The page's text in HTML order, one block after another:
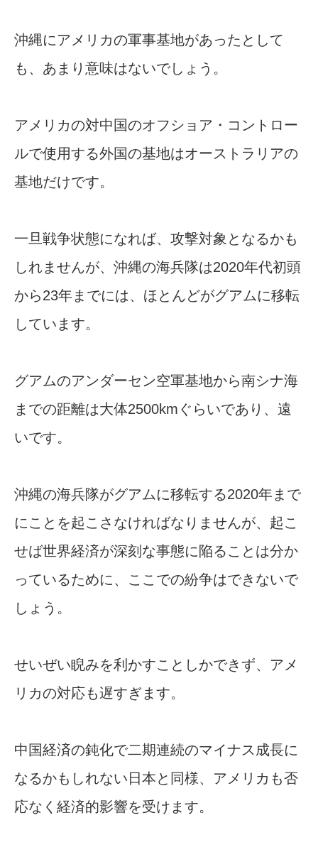
沖縄にアメリカの軍事基地があったとして
も、あまり意味はないでしょう。
アメリカの対中国のオフショア・コントロー
ルで使用する外国の基地はオーストラリアの
基地だけです。
一旦戦争状態になれば、攻撃対象となるかも
しれませんが、沖縄の海兵隊は2020年代初頭
から23年までには、ほとんどがグアムに移転
しています。
グアムのアンダーセン空軍基地から南シナ海
までの距離は大体2500kmぐらいであり、遠
いです。
沖縄の海兵隊がグアムに移転する2020年まで
にことを起こさなければなりませんが、起こ
せば世界経済が深刻な事態に陥ることは分か
っているために、ここでの紛争はできないで
しょう。
せいぜい睨みを利かすことしかできず、アメ
リカの対応も遅すぎます。
中国経済の鈍化で二期連続のマイナス成長に
なるかもしれない日本と同様、アメリカも否
応なく経済的影響を受けます。